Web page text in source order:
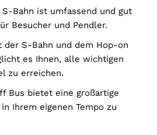
Bahn ist umfassend und gut
Besucher und Pendler.
der S-Bahn und dem Hop-on
es Ihnen, alle wichtigen
zu erreichen.
Bus bietet eine großartige
Ihrem eigenen Tempo zu